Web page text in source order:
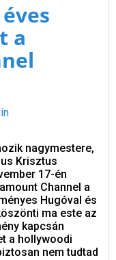
a
nagymestere,
Krisztus
17-én
Channel a
Hugóval és
ma este az
kapcsán
a hollywoodi
nem tudtad